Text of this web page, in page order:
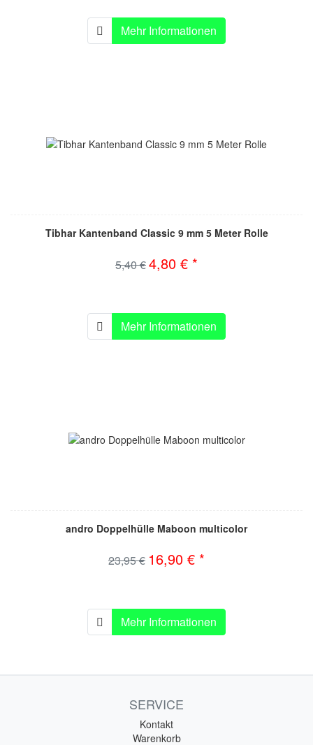
Mehr Informationen
Tibhar Kantenband Classic 9 mm 5 Meter Rolle
5,40 €4,80 € *
Mehr Informationen
andro Doppelhülle Maboon multicolor
23,95 € 16,90 € *
Mehr Informationen
SERVICE
Kontakt
Warenkorb